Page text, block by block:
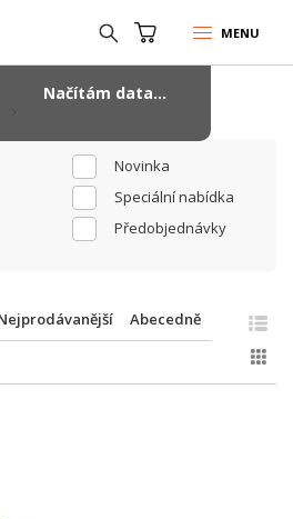
MENU
Novinka
Speciální nabídka
Předobjednávky
Nejprodávanější Abecedně
Načítám data...